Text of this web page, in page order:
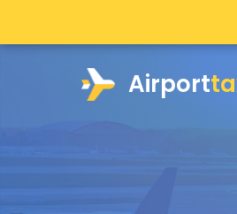
Airport